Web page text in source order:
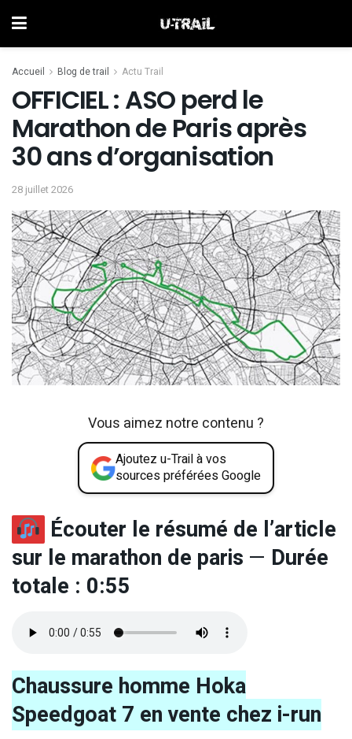
Accueil Blog de trail Actu Trail
OFFICIEL : ASO perd le
Marathon de Paris après
30 ans d’organisation
28 juillet 2026
Vous aimez notre contenu ?
Ajoutez u-Trail à vos
sources préférées Google
Écouter le résumé de l’article
sur le marathon de paris — Durée
totale : 0:55
Chaussure homme Hoka
Speedgoat 7 en vente chez i-run